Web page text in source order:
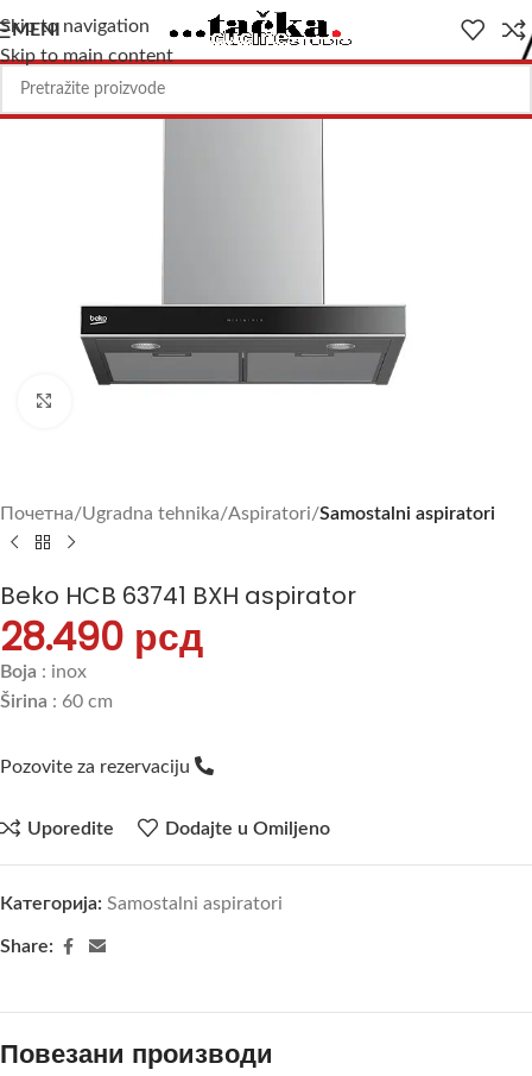
Skip to navigation
Skip to main content
MENI
Почетна Ugradna tehnika Aspiratori Samostalni aspiratori
Beko HCB 63741 BXH aspirator
28.490 рсд
Boja : inox
Širina : 60 cm
Pozovite za rezervaciju
Uporedite Dodajte u Omiljeno
Категорија: Samostalni aspiratori
Share:
Повезани производи